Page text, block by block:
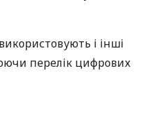
і інші
перелік цифрових